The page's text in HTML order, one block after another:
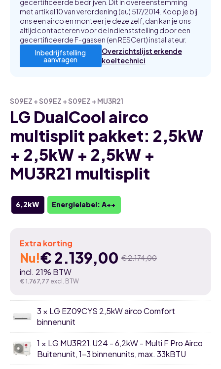
gecertificeerde bedrijven. Dit in overeenstemming
met artikel 10 van verordening (eu) 517/2014. Koop je bij
ons een airco en monteer je deze zelf, dan kan je ons
altijd contacteren voor de indienststelling door een
gecertificeerde F-gassen (en RESCert) installateur.
Inbedrijfstelling
aanvragen
Overzichtslijst erkende
koeltechnici
S09EZ + S09EZ + S09EZ + MU3R21
LG DualCool airco
multisplit pakket: 2,5kW
+ 2,5kW + 2,5kW +
MU3R21 multisplit
6,2kW Energielabel: A++
Extra korting
Nu! €2.174,00
Oorspronkelijke
prijs
was:
€ 2.174,00.
€2.139,00
Huidige
prijs
is:
€ 2.139,00.
incl. 21% BTW
€ 1.767,77 excl. BTW
3 × LG EZ09CYS 2,5kW airco Comfort
binnenunit
1 × LG MU3R21.U24 - 6,2kW - Multi F Pro Airco
Buitenunit, 1-3 binnenunits, max. 33kBTU